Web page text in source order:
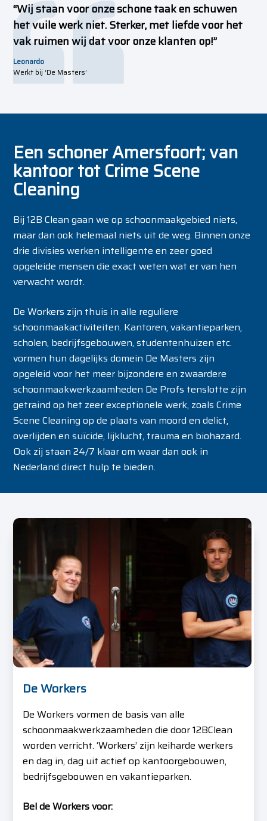
“Wij staan voor onze schone taak en schuwen
het vuile werk niet. Sterker, met liefde voor het
vak ruimen wij dat voor onze klanten op!”
Leonardo
Werkt bij ‘De Masters’
Een schoner Amersfoort; van
kantoor tot Crime Scene
Cleaning
Bij 12B Clean gaan we op schoonmaakgebied niets,
maar dan ook helemaal niets uit de weg. Binnen onze
drie divisies werken intelligente en zeer goed
opgeleide mensen die exact weten wat er van hen
verwacht wordt.
De Workers zijn thuis in alle reguliere
schoonmaakactiviteiten. Kantoren, vakantieparken,
scholen, bedrijfsgebouwen, studentenhuizen etc.
vormen hun dagelijks domein De Masters zijn
opgeleid voor het meer bijzondere en zwaardere
schoonmaakwerkzaamheden De Profs tenslotte zijn
getraind op het zeer exceptionele werk, zoals Crime
Scene Cleaning op de plaats van moord en delict,
overlijden en suïcide, lijklucht, trauma en biohazard.
Ook zij staan 24/7 klaar om waar dan ook in
Nederland direct hulp te bieden.
De Workers
De Workers vormen de basis van alle
schoonmaakwerkzaamheden die door 12BClean
worden verricht. ‘Workers’ zijn keiharde werkers
en dag in, dag uit actief op kantoorgebouwen,
bedrijfsgebouwen en vakantieparken.
Bel de Workers voor: